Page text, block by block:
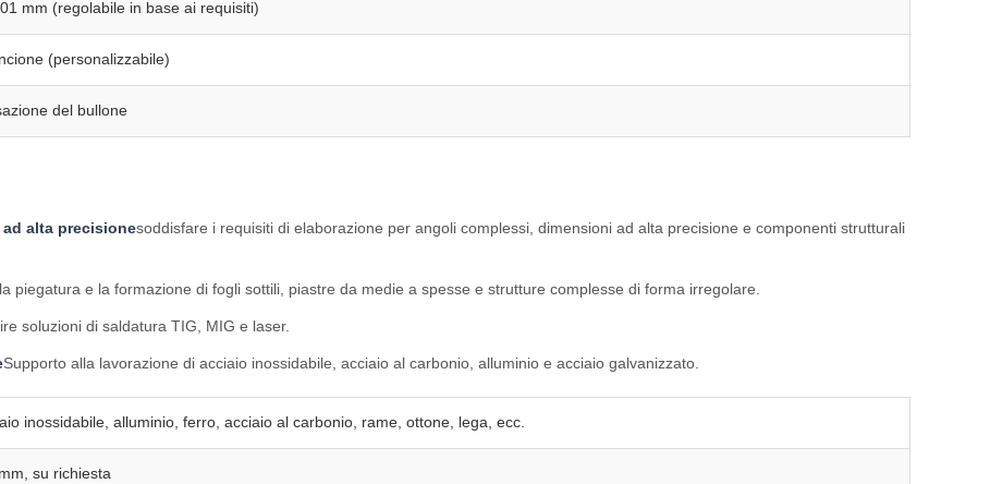
mm (regolabile in base ai requisiti)
(personalizzabile)
del bullone
alta precisionesoddisfare i requisiti di elaborazione per angoli complessi, dimensioni ad alta precisione e componenti strutturali
piegatura e la formazione di fogli sottili, piastre da medie a spesse e strutture complesse di forma irregolare.
soluzioni di saldatura TIG, MIG e laser.
Supporto alla lavorazione di acciaio inossidabile, acciaio al carbonio, alluminio e acciaio galvanizzato.
inossidabile, alluminio, ferro, acciaio al carbonio, rame, ottone, lega, ecc.
su richiesta